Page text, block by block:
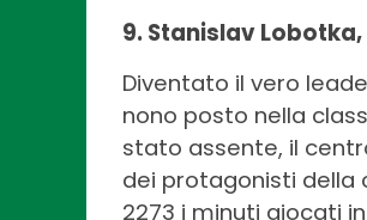
9. Stanislav
Diventato il vero
nono posto nella
stato assente, il
dei protagonisti della
2273 i minuti giocati